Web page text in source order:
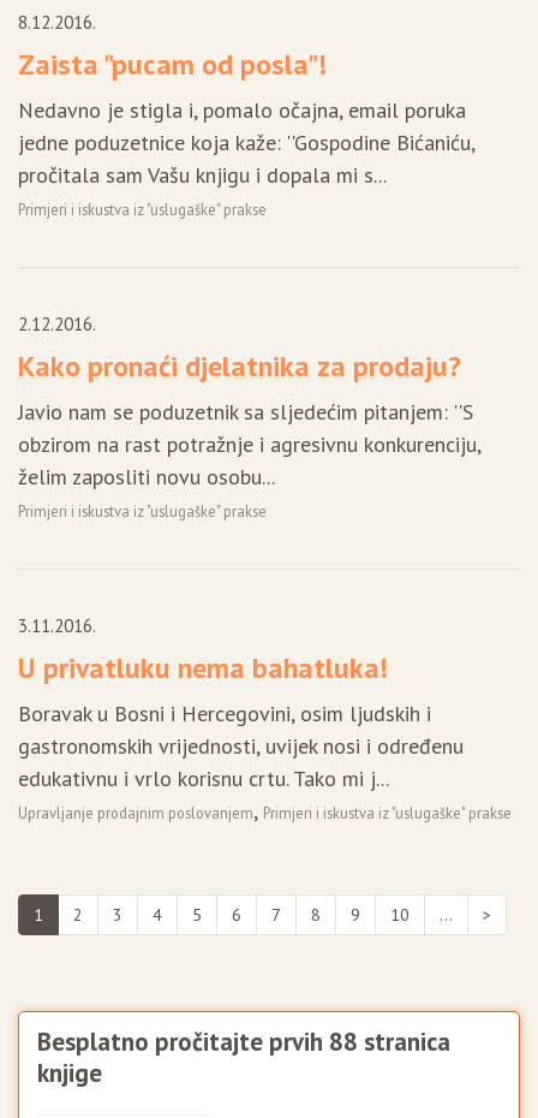
8.12.2016.
Zaista "pucam od posla"!
Nedavno je stigla i, pomalo očajna, email poruka
jedne poduzetnice koja kaže: ''Gospodine Bićaniću,
pročitala sam Vašu knjigu i dopala mi s...
Primjeri i iskustva iz "uslugaške" prakse
2.12.2016.
Kako pronaći djelatnika za prodaju?
Javio nam se poduzetnik sa sljedećim pitanjem: ''S
obzirom na rast potražnje i agresivnu konkurenciju,
želim zaposliti novu osobu...
Primjeri i iskustva iz "uslugaške" prakse
3.11.2016.
U privatluku nema bahatluka!
Boravak u Bosni i Hercegovini, osim ljudskih i
gastronomskih vrijednosti, uvijek nosi i određenu
edukativnu i vrlo korisnu crtu. Tako mi j...
Upravljanje prodajnim poslovanjem, Primjeri i iskustva iz "uslugaške" prakse
1 2 3 4 5 6 7 8 9 10 ... >
Besplatno pročitajte prvih 88 stranica
knjige